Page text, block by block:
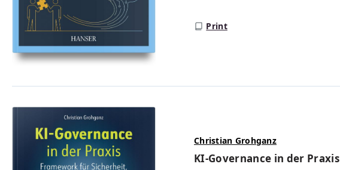
Print
Christian Grohganz
KI-Governance in der Praxis